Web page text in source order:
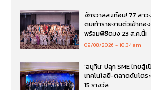
จักรวาลสะเทือน! 77 สาว
ตบเท้ารายงานตัวเข้ากอ
พร้อมพิชิตมง 23 ส.ค.นี้!
09/08/2026 10:34 am
‘อนุทิน’ ปลุก SME ไทยสู้
เทคโนโลยี-ตลาดดันโต
15 รางวัล